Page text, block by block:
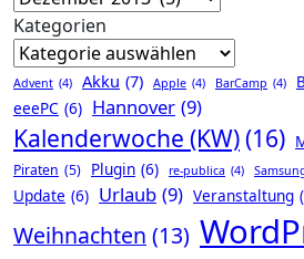
Kategorien
Advent (4) Akku (7) Apple (4) BarCamp (4)
eeePC (6) Hannover (9)
Kalenderwoche (KW)(16)
Piraten (5) Plugin (6) re-publica (4)
Update (6) Urlaub (9) Veranstaltung
Weihnachten (13)